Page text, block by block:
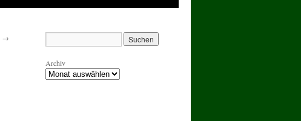
→
Archiv